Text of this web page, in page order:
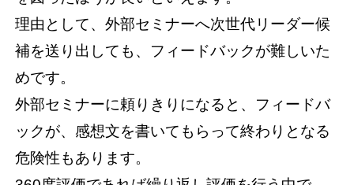
理由として、外部セミナーへ次世代リーダー候
補を送り出しても、フィードバックが難しいた
めです。
外部セミナーに頼りきりになると、フィードバ
ックが、感想文を書いてもらって終わりとなる
危険性もあります。